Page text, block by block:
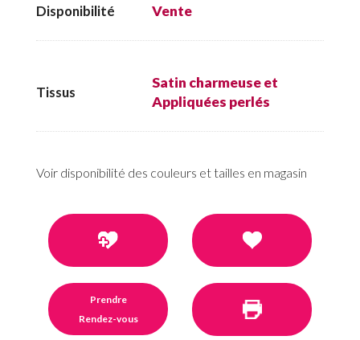
Disponibilité Vente
Tissus
Satin charmeuse et
Appliquées perlés
Voir disponibilité des couleurs et tailles en magasin
Prendre
Rendez-vous